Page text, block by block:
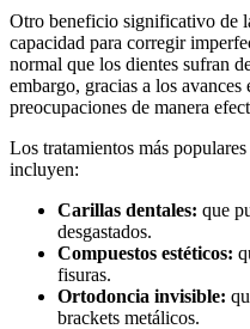
Otro beneficio significativo de
capacidad para corregir
normal que los dientes sufran
embargo, gracias a los avances
preocupaciones de manera
Los tratamientos más
incluyen:
Carillas dentales: que
desgastados.
Compuestos estéticos:
fisuras.
Ortodoncia invisible:
brackets metálicos.